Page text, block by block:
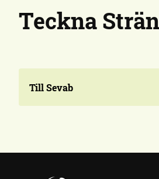
Teckna
Till Sevab